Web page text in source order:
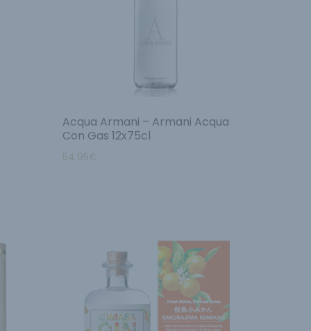
Acqua Armani – Armani Acqua
Con Gas 12x75cl
54.95€